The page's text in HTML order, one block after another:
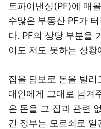
트파이낸싱(PF)에 매
수많은 부동산 PF가
다. PF의 상당 부분을
이도 저도 못하는 상황
집을 담보로 돈을 빌
대인에게 그대로 넘겨
은 돈을 그 집과 관련
긴 정부는 모르쇠로